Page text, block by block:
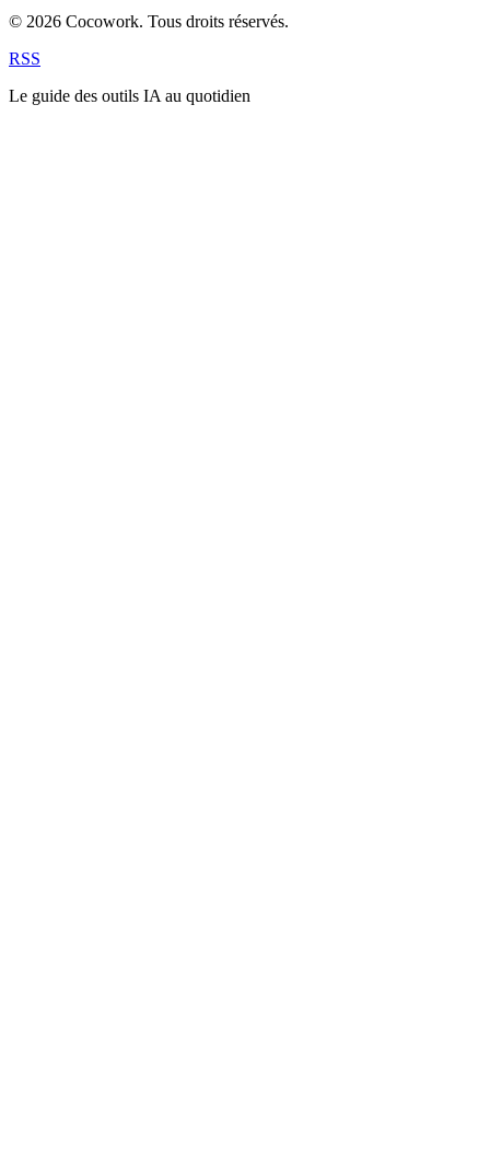
© 2026 Cocowork. Tous droits réservés.
RSS
Le guide des outils IA au quotidien